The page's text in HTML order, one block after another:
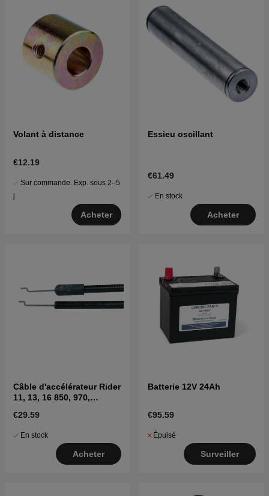
Volant à distance
€12.19
Sur commande. Exp. sous 2–5
j
Acheter
Essieu oscillant
€61.49
En stock
Acheter
Câble d'accélérateur Rider
11, 13, 16 850, 970,
€29.59
En stock
Acheter
Batterie 12V 24Ah
€95.59
Épuisé
Surveiller